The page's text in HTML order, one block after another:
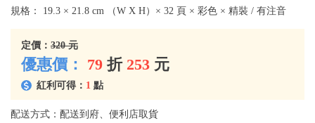
規格： 19.3 × 21.8 cm （W X H）× 32 頁 × 彩色 × 精裝 / 有注音
定價： 320 元
優惠價： 79 折 253 元
紅利可得： 1 點
配送方式：配送到府、便利店取貨